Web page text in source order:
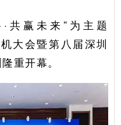
共赢未来”为主题
大会暨第八届深圳
重开幕。